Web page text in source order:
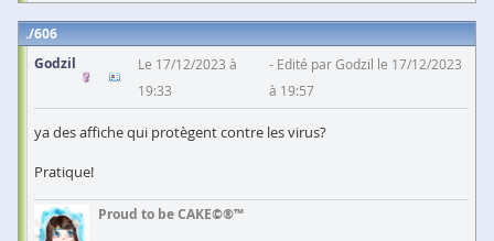
606
Godzil
Le 17/12/2023 à
19:33
Edité par Godzil le 17/12/2023
à 19:57
ya des affiche qui protègent contre les virus?
Pratique!
Proud to be CAKE©®™